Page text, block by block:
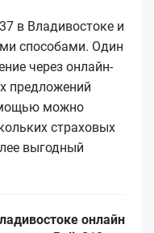
в Владивостоке и
способами. Один
через онлайн-
предложений
можно
страховых
выгодный
онлайн